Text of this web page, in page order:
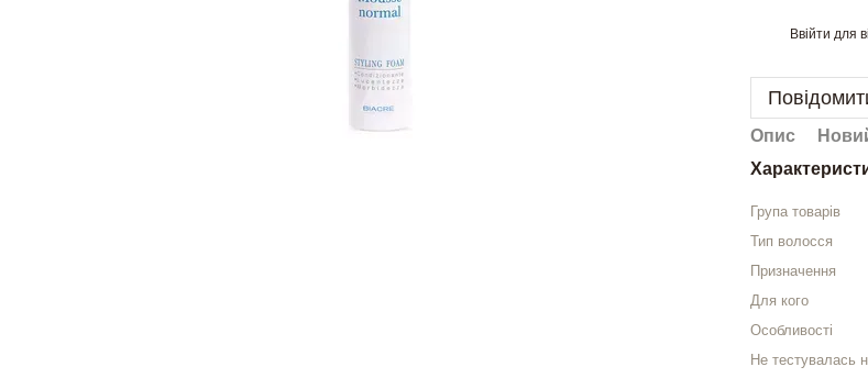
Ввійти для
Опис
Група товарів
Тип волосся
Призначення
Для кого
Особливості
Не тестувалась